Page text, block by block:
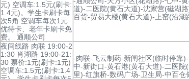
元) 空调车:1.5元(刷卡:
1.4元)。学生卡刷卡每
次5角 空调车每次1元
优待卡、老年卡刷卡免
费。 通顺公司
道)-二医院(黄石大道)-沈家营(磁湖
百货-贸易大楼(黄石大道)-上窑(沿湖
夜间线路 肉联 19:00-2
1:30 肖湖路 19:00-21:
30 票价:1元(刷卡:1元)
空调车:1.5元(刷卡:1.4
-肉联-飞云制药-新闸社区(临时停靠
中-新街口-黄石港(黄石大道)-二医
里)-红旗桥-数码广场-卫生局-中百